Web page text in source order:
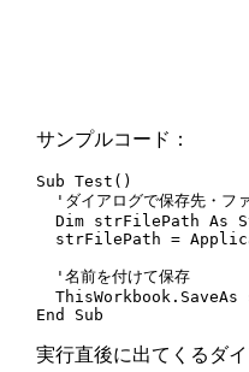
サンプルコード：
Sub Test()
'ダイアログで保存先・フ
Dim strFilePath As
strFilePath =
  '名前を付けて保存
ThisWorkbook.SaveAs
End Sub
実行直後に出てくるダ